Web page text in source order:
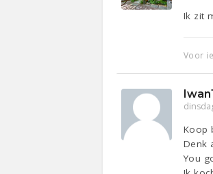
Ik zit
Voor
Koop
Denk
You